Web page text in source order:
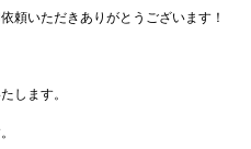
頼いただきありがとうございます！
します。